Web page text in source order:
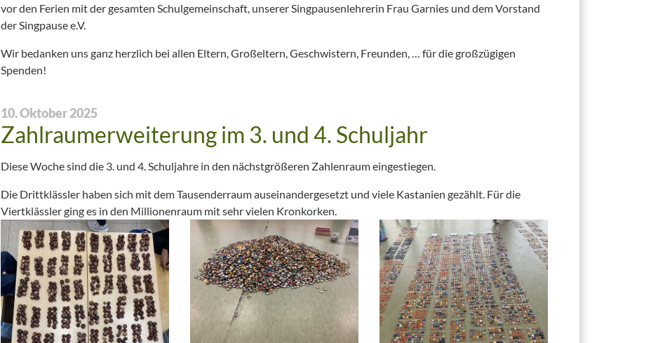
vor den Ferien mit der gesamten Schulgemeinschaft, unserer Singpausenlehrerin Frau Garnies und dem Vorstand
der Singpause e.V.
Wir bedanken uns ganz herzlich bei allen Eltern, Großeltern, Geschwistern, Freunden, … für die großzügigen
Spenden!
10. Oktober 2025
Zahlraumerweiterung im 3. und 4. Schuljahr
Diese Woche sind die 3. und 4. Schuljahre in den nächstgrößeren Zahlenraum eingestiegen.
Die Drittklässler haben sich mit dem Tausenderraum auseinandergesetzt und viele Kastanien gezählt. Für die
Viertklässler ging es in den Millionenraum mit sehr vielen Kronkorken.